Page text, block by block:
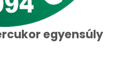
egyensúly